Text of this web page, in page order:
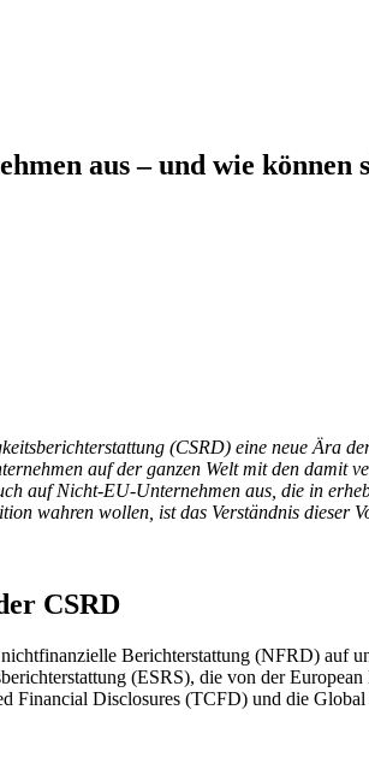
aus – und wie können
(CSRD) eine neue Ära
auf der ganzen Welt mit den
auf Nicht-EU-Unternehmen aus, die in
wahren wollen, ist das Verständnis dieser
CSRD
Berichterstattung (NFRD) auf
(ESRS), die von der
Financial Disclosures (TCFD) und die